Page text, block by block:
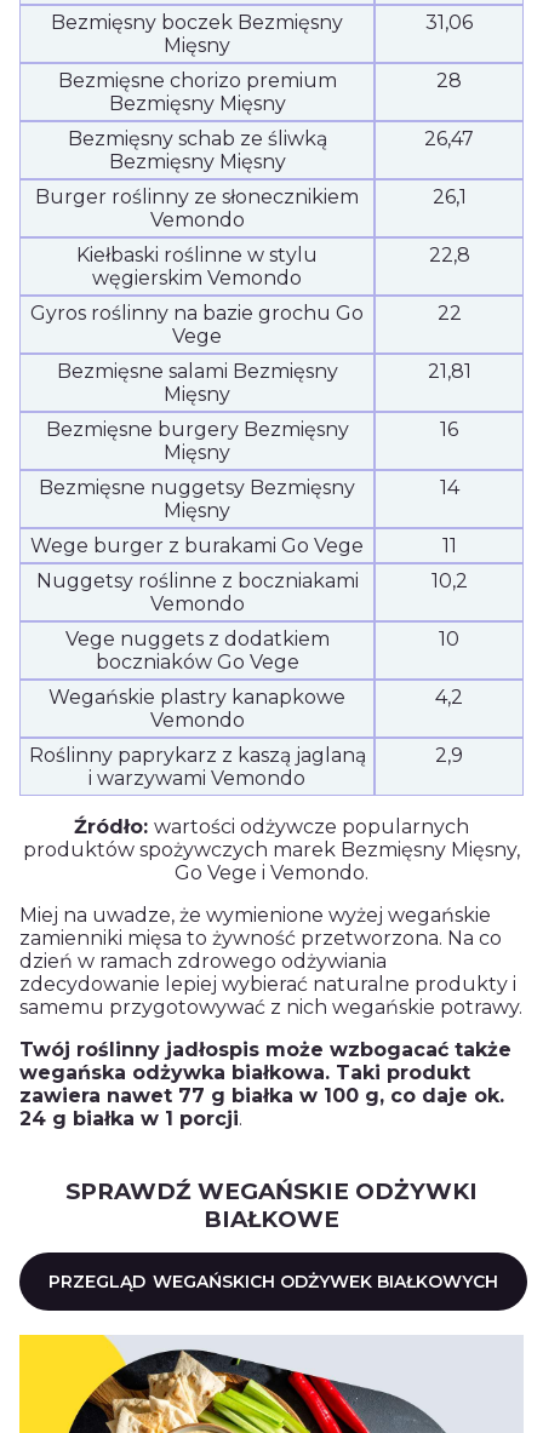
Bezmięsny boczek Bezmięsny
Mięsny
31,06
Bezmięsne chorizo premium
Bezmięsny Mięsny
28
Bezmięsny schab ze śliwką
Bezmięsny Mięsny
26,47
Burger roślinny ze słonecznikiem
Vemondo
26,1
Kiełbaski roślinne w stylu
węgierskim Vemondo
22,8
Gyros roślinny na bazie grochu Go
Vege
22
Bezmięsne salami Bezmięsny
Mięsny
21,81
Bezmięsne burgery Bezmięsny
Mięsny
16
Bezmięsne nuggetsy Bezmięsny
Mięsny
14
Wege burger z burakami Go Vege
11
Nuggetsy roślinne z boczniakami
Vemondo
10,2
Vege nuggets z dodatkiem
boczniaków Go Vege
10
Wegańskie plastry kanapkowe
Vemondo
4,2
Roślinny paprykarz z kaszą jaglaną
i warzywami Vemondo
2,9
Źródło: wartości odżywcze popularnych
produktów spożywczych marek Bezmięsny Mięsny,
Go Vege i Vemondo.
Miej na uwadze, że wymienione wyżej wegańskie
zamienniki mięsa to żywność przetworzona. Na co
dzień w ramach zdrowego odżywiania
zdecydowanie lepiej wybierać naturalne produkty i
samemu przygotowywać z nich wegańskie potrawy.
Twój roślinny jadłospis może wzbogacać także
wegańska odżywka białkowa. Taki produkt
zawiera nawet 77 g białka w 100 g, co daje ok.
24 g białka w 1 porcji.
SPRAWDŹ WEGAŃSKIE ODŻYWKI
BIAŁKOWE
PRZEGLĄD WEGAŃSKICH ODŻYWEK BIAŁKOWYCH